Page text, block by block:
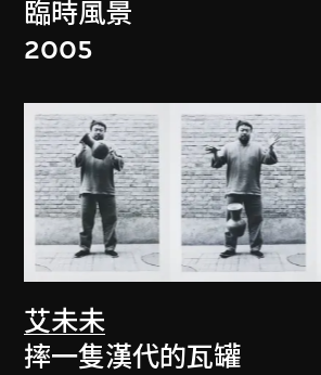
臨時風景
2005
艾未未
摔一隻漢代的瓦罐